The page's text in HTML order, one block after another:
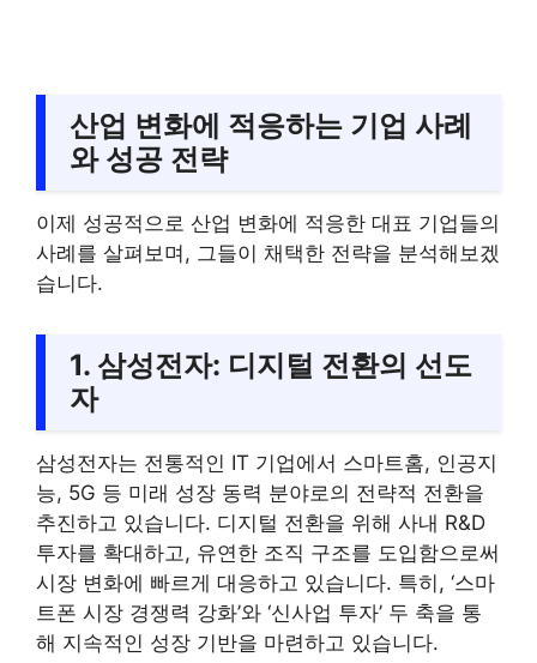
산업 변화에 적응하는 기업 사례
와 성공 전략
이제 성공적으로 산업 변화에 적응한 대표 기업들의
사례를 살펴보며, 그들이 채택한 전략을 분석해보겠
습니다.
1. 삼성전자: 디지털 전환의 선도
자
삼성전자는 전통적인 IT 기업에서 스마트홈, 인공지
능, 5G 등 미래 성장 동력 분야로의 전략적 전환을
추진하고 있습니다. 디지털 전환을 위해 사내 R&D
투자를 확대하고, 유연한 조직 구조를 도입함으로써
시장 변화에 빠르게 대응하고 있습니다. 특히, ‘스마
트폰 시장 경쟁력 강화’와 ‘신사업 투자’ 두 축을 통
해 지속적인 성장 기반을 마련하고 있습니다.